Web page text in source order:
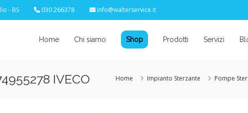
- BS 030 266378 info@walterservice.it
Home Chi siamo Shop Prodotti Servizi
IVECO Home Impianto Sterzante Pompe